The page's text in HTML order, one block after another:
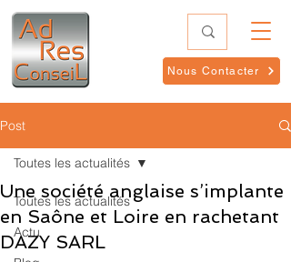
Nous Contacter
Post
Toutes les actualités
Actu
Toutes les actualités
Une société anglaise s’implante
en Saône et Loire en rachetant
DAZY SARL